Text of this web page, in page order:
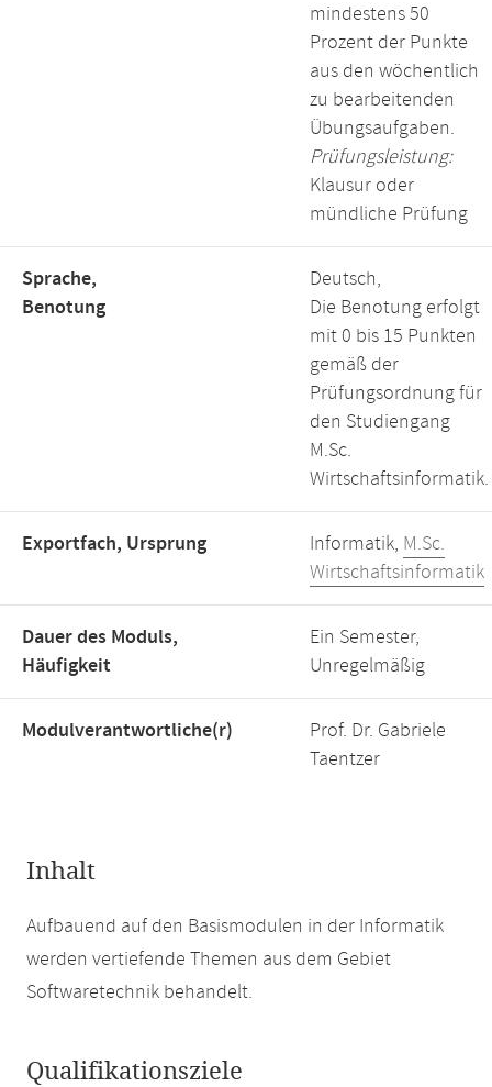
mindestens 50
Prozent der Punkte
aus den wöchentlich
zu bearbeitenden
Übungsaufgaben.
Prüfungsleistung:
Klausur oder
mündliche Prüfung
Sprache,
Benotung
Deutsch,
Die Benotung erfolgt
mit 0 bis 15 Punkten
gemäß der
Prüfungsordnung für
den Studiengang
M.Sc.
Wirtschaftsinformatik.
Exportfach, Ursprung Informatik, M.Sc.
Wirtschaftsinformatik
Dauer des Moduls,
Häufigkeit
Ein Semester,
Unregelmäßig
Modulverantwortliche(r)
Prof. Dr. Gabriele
Taentzer
Inhalt
Aufbauend auf den Basismodulen in der Informatik
werden vertiefende Themen aus dem Gebiet
Softwaretechnik behandelt.
Qualifikationsziele